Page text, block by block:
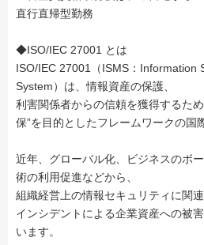
直行直帰型勤務
◆ISO/IEC 27001 とは
ISO/IEC 27001（ISMS：Information
System）は、情報資産の保護、
利害関係者からの信頼を獲得するた
保”を目的としたフレームワークの国
近年、グローバル化、ビジネスのボ
術の利用促進などから、
組織経営上の情報セキュリティに関連
インシデントによる企業資産への被
います。